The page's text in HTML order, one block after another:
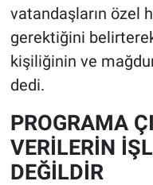
vatandaşların özel
gerektiğini
kişiliğinin ve
dedi.
PROGRAMA
VERİLERİN
DEĞİLDİR